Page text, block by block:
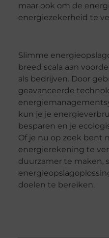
maar ook om de
energiezekerheid te
Slimme
breed scala aan
als bedrijven. Door
geavanceerde
kun je je
besparen en je
Of je nu op zoek bent
energierekening te
duurzamer te maken,
doelen te bereiken.